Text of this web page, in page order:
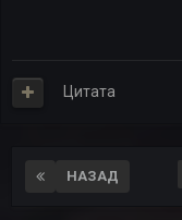
Цитата
НАЗАД